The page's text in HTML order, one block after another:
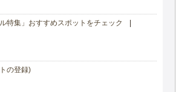
特集」おすすめスポットをチェック
の登録)